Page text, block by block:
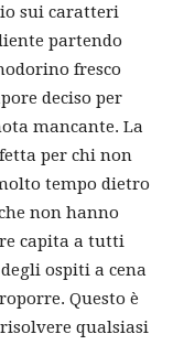
sui caratteri
partendo
fresco
deciso per
mancante. La
per chi non
tempo dietro
non hanno
capita a tutti
ospiti a cena
Questo è
qualsiasi